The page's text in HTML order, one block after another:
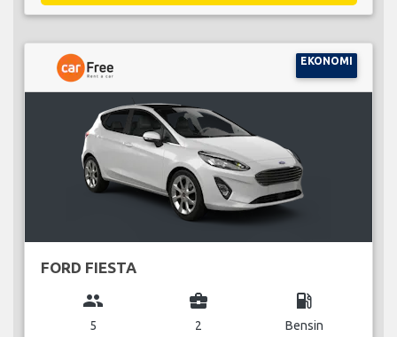
EKONOMI
FORD FIESTA
group
5
business_center
2
local_gas_station
Bensin